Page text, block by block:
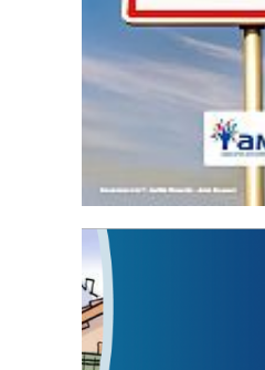
Statut de l’élu local
3 avril 2024
Mise à jour avril 2024
FEUILLETER